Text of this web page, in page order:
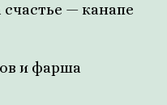
— канапе
и фарша